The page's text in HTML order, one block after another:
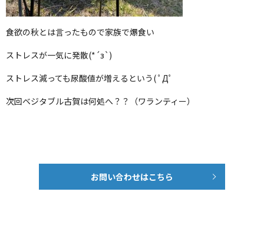
食欲の秋とは言ったもので家族で爆食い
ストレスが一気に発散(*´з`)
ストレス減っても尿酸値が増えるという( ﾟДﾟ
次回ベジタブル古賀は何処へ？？（ワランティー）
お問い合わせはこちら